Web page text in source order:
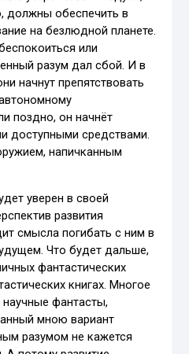
должны обеспечить в
на безлюдной планете.
или
разум дал сбой. И в
начнут препятствовать
поздно, он начнёт
доступными средствами.
напичканным
уверен в своей
развития
смысла погибать с ним в
Что будет дальше,
фантастических
книгах. Многое
научные фантасты,
мною вариант
разумом не кажется